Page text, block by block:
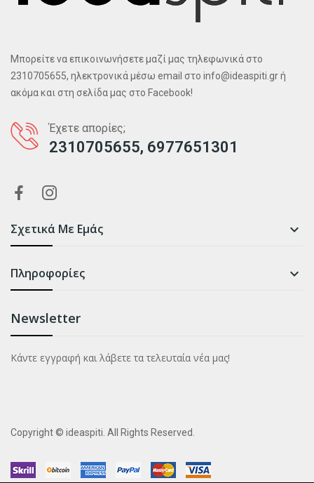
Μπορείτε να επικοινωνήσετε μαζί μας τηλεφωνικά στο
2310705655, ηλεκτρονικά μέσω email στο info@ideaspiti.gr ή
ακόμα και στη σελίδα μας στο Facebook!
Έχετε απορίες;
2310705655, 6977651301
Σχετικά Με Εμάς 
Πληροφορίες 
Newsletter
Κάντε εγγραφή και λάβετε τα τελευταία νέα μας!
Copyright © ideaspiti. All Rights Reserved.